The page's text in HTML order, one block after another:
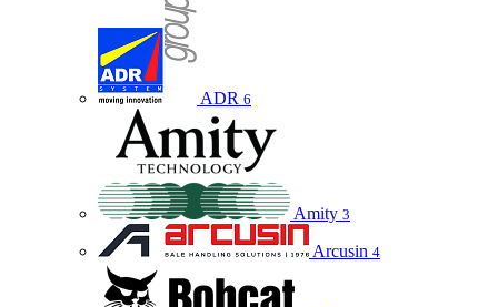
ADR 6
Amity 3
Arcusin 4